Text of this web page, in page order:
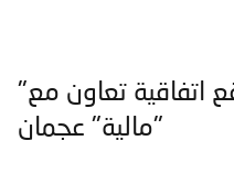
"الإحسان الخيرية" توقع اتفاقية تعاون مع
"مالية" عجمان